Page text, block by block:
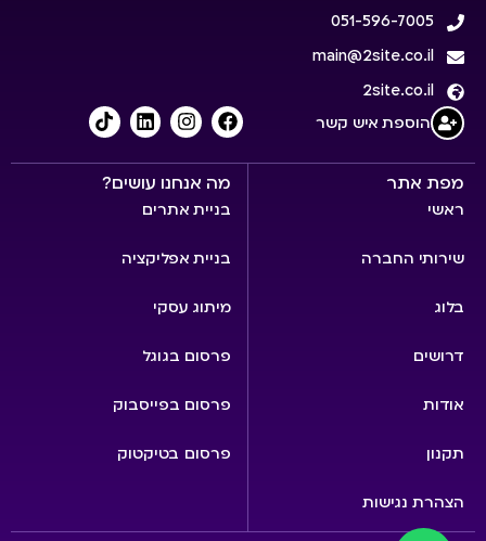
מפת אתר
ראשי
שירותי החברה
בלוג
דרושים
אודות
תקנון
הצהרת נגישות
מה אנחנו עושים?
בניית אתרים
בניית אפליקציה
מיתוג עסקי
פרסום בגוגל
פרסום בפייסבוק
פרסום בטיקטוק
051-596-7005
main@2site.co.il
2site.co.il
הוספת איש קשר